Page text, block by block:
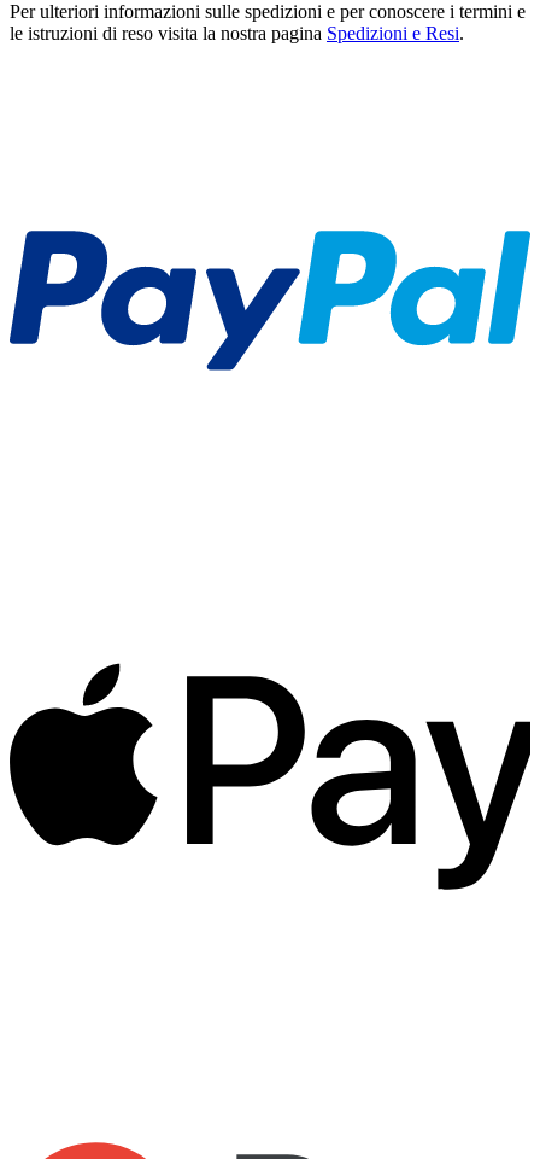
Per ulteriori informazioni sulle spedizioni e per conoscere i termini e
le istruzioni di reso visita la nostra pagina Spedizioni e Resi.